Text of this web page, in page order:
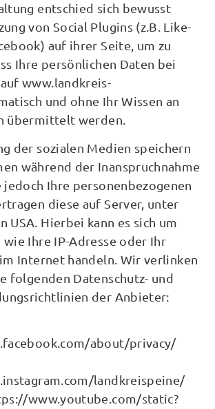
entschied sich bewusst
von Social Plugins (z.B. Like-
auf ihrer Seite, um zu
Ihre persönlichen Daten bei
www.landkreis-
und ohne Ihr Wissen an
übermittelt werden.
der sozialen Medien speichern
während der Inanspruchnahme
Ihre personenbezogenen
diese auf Server, unter
USA. Hierbei kann es sich um
Ihre IP-Adresse oder Ihr
Internet handeln. Wir verlinken
folgenden Datenschutz- und
der Anbieter:
about/privacy/
landkreispeine/
www.youtube.com/static?